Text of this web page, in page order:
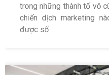
trong những thành tố vô
chiến dịch marketing
được số